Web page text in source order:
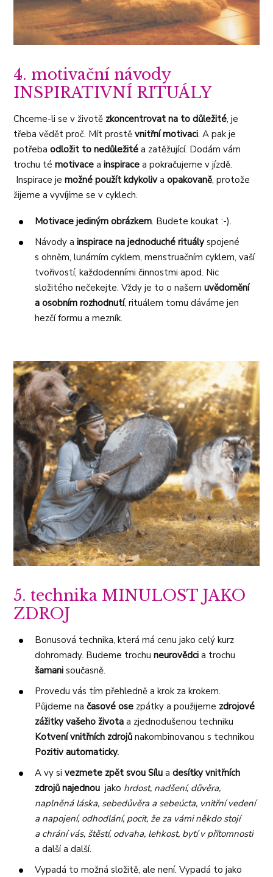
4. motivační návody
INSPIRATIVNÍ RITUÁLY
Chceme-li se v životě zkoncentrovat na to důležité, je
třeba vědět proč. Mít prostěvnitřní motivaci. A pak je
potřeba odložit to nedůležité a zatěžující. Dodám vám
trochu témotivace ainspirace a pokračujeme v jízdě.
Inspirace jemožné použít kdykolivaopakovaně, protože
žijeme a vyvíjíme se v cyklech.
Motivace jediným obrázkem. Budete koukat :-).
Návody ainspirace na jednoduché rituályspojené
s ohněm, lunárním cyklem, menstruačním cyklem, vaší
tvořivostí, každodenními činnostmi apod. Nic
složitého nečekejte. Vždy je to o našemuvědomění
a osobním rozhodnutí, rituálem tomu dáváme jen
hezčí formu a mezník.
5. technika MINULOST JAKO
ZDROJ
Bonusová technika, která má cenu jako celý kurz
dohromady. Budeme trochuneurovědci a trochu
šamanisoučasně.
Provedu vás tím přehledně a krok za krokem.
Půjdeme načasové ose zpátky a použijeme zdrojové
zážitky vašeho života a zjednodušenou techniku
Kotvení vnitřních zdrojůnakombinovanou s technikou
Pozitiv automaticky.
A vy sivezmete zpět svou Sílu adesítky vnitřních
zdrojů najednou jako hrdost, nadšení, důvěra,
naplněná láska, sebedůvěra a sebeúcta, vnitřní vedení
a napojení, odhodlání, pocit, že za vámi někdo stojí
a chrání vás, štěstí, odvaha, lehkost, bytí v přítomnosti
a další a další.
Vypadá to možná složitě, ale není. Vypadá to jako